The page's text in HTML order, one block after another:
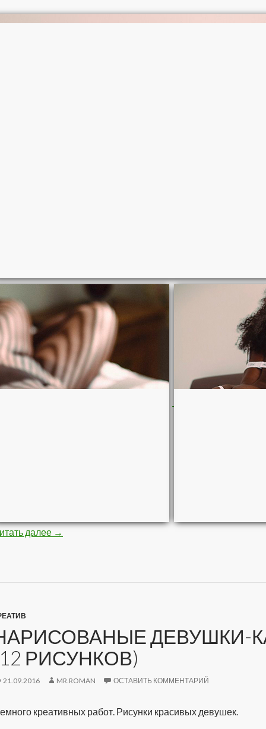
далее Стройная негритяночка (10 фото)
→
ДЕВУШКИ-
РИСУНКОВ)
21.09.2016 MR.ROMAN ОСТАВИТЬ КОММЕНТАРИЙ
креативных работ. Рисунки красивых девушек.